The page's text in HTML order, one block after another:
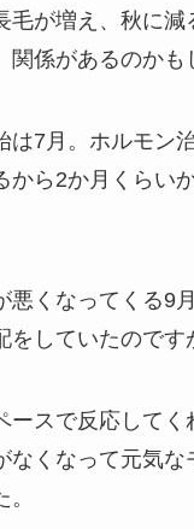
毛が増え、秋に減
関係があるのかも
は7月。ホルモン
から2か月くらい
悪くなってくる9
をしていたのです
ースで反応してく
なくなって元気な